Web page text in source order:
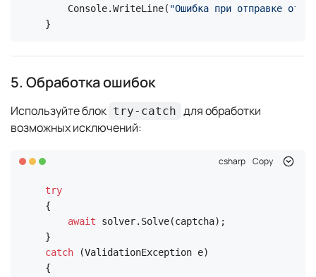
    Console.WriteLine(
"Ошибка при отправке
}
5. Обработка ошибок
Используйте блок try-catch для обработки
возможных исключений:
csharp Copy
try
{
await solver.Solve(captcha);
catch (ValidationException e)
{